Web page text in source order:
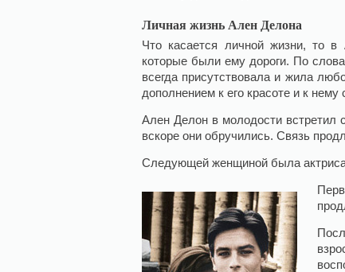
Личная жизнь Ален Делона
Что касается личной жизни, то
которые были ему дороги. По
всегда присутствовала и жила
дополнением к его красоте и к нему
Ален Делон в молодости
вскоре они обручились. Связь
Следующей женщиной была актриса